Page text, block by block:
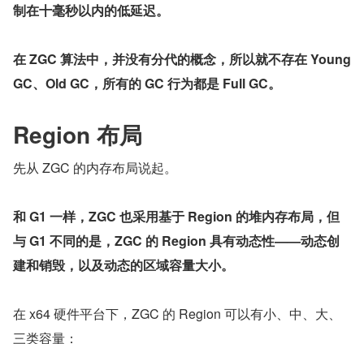
制在十毫秒以内的低延迟。
在 ZGC 算法中，并没有分代的概念，所以就不存在 Young
GC、Old GC，所有的 GC 行为都是 Full GC。
Region 布局
先从 ZGC 的内存布局说起。
和 G1 一样，ZGC 也采用基于 Region 的堆内存布局，但
与 G1 不同的是，ZGC 的 Region 具有动态性——动态创
建和销毁，以及动态的区域容量大小。
在 x64 硬件平台下，ZGC 的 Region 可以有小、中、大、
三类容量：